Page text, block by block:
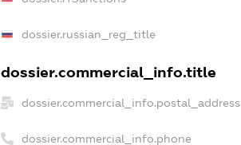
dossier.russian_reg_title
dossier.commercial_info.title
dossier.commercial_info.postal_address
dossier.commercial_info.phone